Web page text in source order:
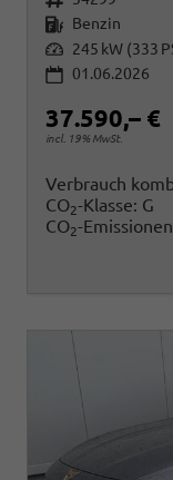
Kraftstoff Benzin
Leistung 245 kW (333
01.06.2026
37.590,– €
incl. 19% MwSt.
Verbrauch
CO2-Klasse: G
CO2-